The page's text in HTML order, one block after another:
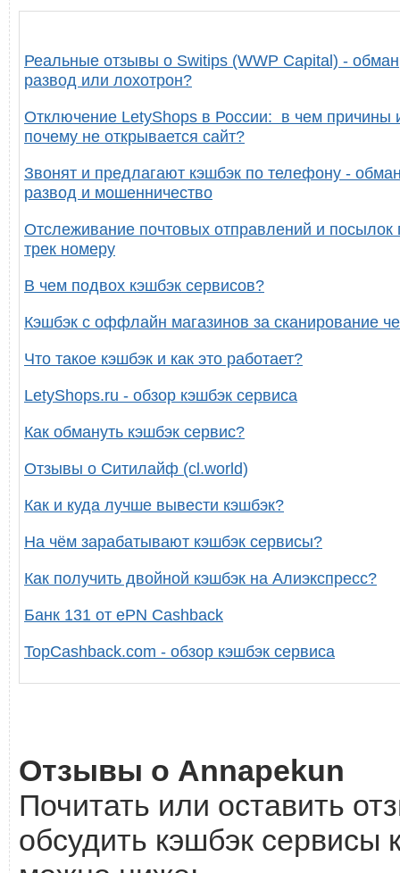
Реальные отзывы о Switips (WWP Capital) -
развод или лохотрон?
Отключение LetyShops в России: в чем причины
почему не открывается сайт?
Звонят и предлагают кэшбэк по телефону -
развод и мошенничество
Отслеживание почтовых отправлений и посылок
трек номеру
В чем подвох кэшбэк сервисов?
Кэшбэк с оффлайн магазинов за сканирование
Что такое кэшбэк и как это работает?
LetyShops.ru - обзор кэшбэк сервиса
Как обмануть кэшбэк сервис?
Отзывы о Ситилайф (cl.world)
Как и куда лучше вывести кэшбэк?
На чём зарабатывают кэшбэк сервисы?
Как получить двойной кэшбэк на Алиэкспресс?
Банк 131 от ePN Cashback
TopCashback.com - обзор кэшбэк сервиса
Отзывы о Annapekun
Почитать или оставить
обсудить кэшбэк сервисы